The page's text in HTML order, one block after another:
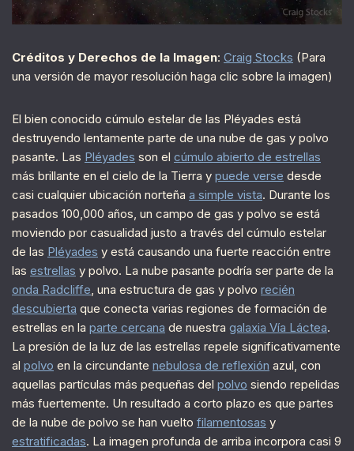
Créditos y Derechos de la Imagen: Craig Stocks (Para
una versión de mayor resolución haga clic sobre la imagen)
El bien conocido cúmulo estelar de las Pléyades está
destruyendo lentamente parte de una nube de gas y polvo
pasante. Las Pléyades son el cúmulo abierto de estrellas
más brillante en el cielo de la Tierra y puede verse desde
casi cualquier ubicación norteña a simple vista. Durante los
pasados 100,000 años, un campo de gas y polvo se está
moviendo por casualidad justo a través del cúmulo estelar
de las Pléyades y está causando una fuerte reacción entre
las estrellas y polvo. La nube pasante podría ser parte de la
onda Radcliffe , una estructura de gas y polvo recién
descubierta que conecta varias regiones de formación de
estrellas en la parte cercana de nuestra galaxia Vía Láctea.
La presión de la luz de las estrellas repele significativamente
al polvo en la circundante nebulosa de reflexión azul, con
aquellas partículas más pequeñas del polvo siendo repelidas
más fuertemente. Un resultado a corto plazo es que partes
de la nube de polvo se han vuelto filamentosas y
estratificadas. La imagen profunda de arriba incorpora casi 9